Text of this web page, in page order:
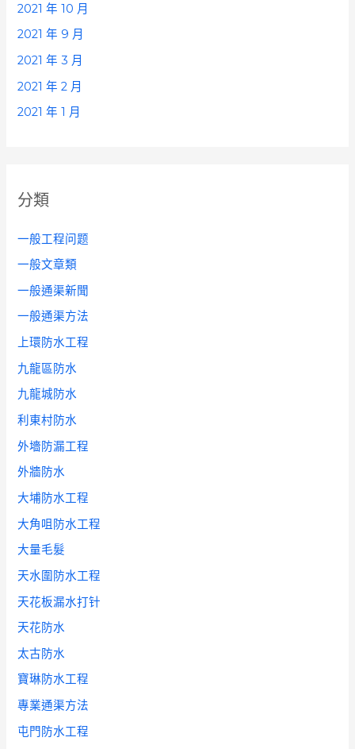
2021 年 10 月
2021 年 9 月
2021 年 3 月
2021 年 2 月
2021 年 1 月
分類
一般工程问题
一般文章類
一般通渠新聞
一般通渠方法
上環防水工程
九龍區防水
九龍城防水
利東村防水
外墻防漏工程
外牆防水
大埔防水工程
大角咀防水工程
大量毛髮
天水圍防水工程
天花板漏水打针
天花防水
太古防水
寶琳防水工程
專業通渠方法
屯門防水工程